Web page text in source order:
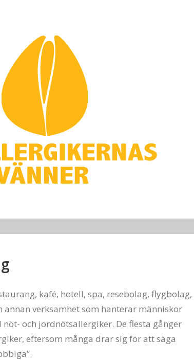
kafé, hotell, spa, resebolag, flygbolag,
verksamhet som hanterar människor
och jordnötsallergiker. De flesta gånger
eftersom många drar sig för att säga